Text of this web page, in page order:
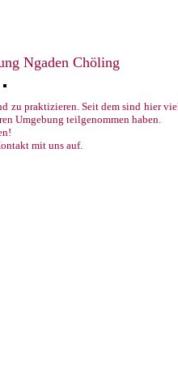
Ngaden Chöling
zu praktizieren. Seit dem sind hier
Umgebung teilgenommen haben.
mit uns auf.